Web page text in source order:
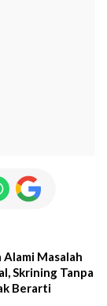
Alami Masalah
Skrining Tanpa
Berarti